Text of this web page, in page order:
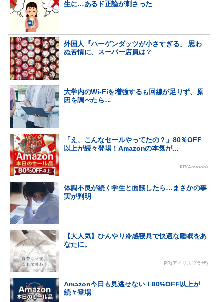
生に…あるド正論が刺さった
外国人『ハーゲンダッツが小さすぎる』 思わ
ぬ苦情に、スーパー店員は？
大学内のWi-Fiを増強するも回線が足りず、原
因を調べたら…
「え、こんなセールやってたの？」80％OFF
以上が続々登場！Amazonの本気が...
PR(Amazon)
体調不良が続く学生と面談したら…まさかの事
実が判明
【大人気】ひんやり冷感寝具で快適な睡眠をあ
なたに。
PR(アイリスプラザ)
Amazon今日も見逃せない！80%OFF以上が
続々登場